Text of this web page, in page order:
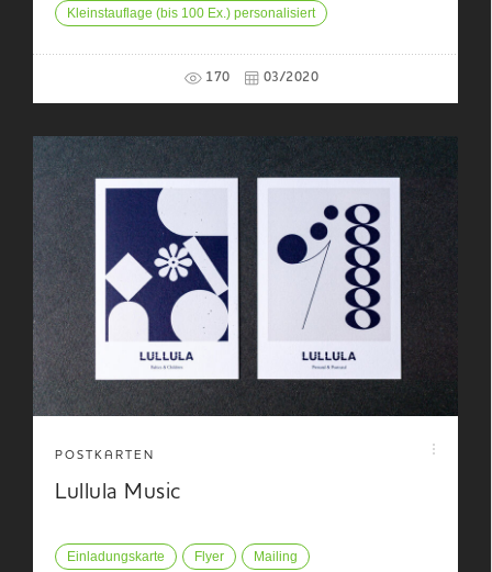
Kleinstauflage (bis 100 Ex.) personalisiert
170 03/2020
POSTKARTEN
Lullula Music
Einladungskarte Flyer Mailing